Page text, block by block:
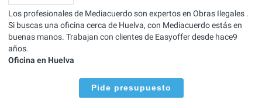
Los profesionales de Mediacuerdo son expertos en Obras Ilegales .
Si buscas una oficina cerca de Huelva, con Mediacuerdo estás en
buenas manos. Trabajan con clientes de Easyoffer desde hace9
años.
Oficina en Huelva
Pide presupuesto